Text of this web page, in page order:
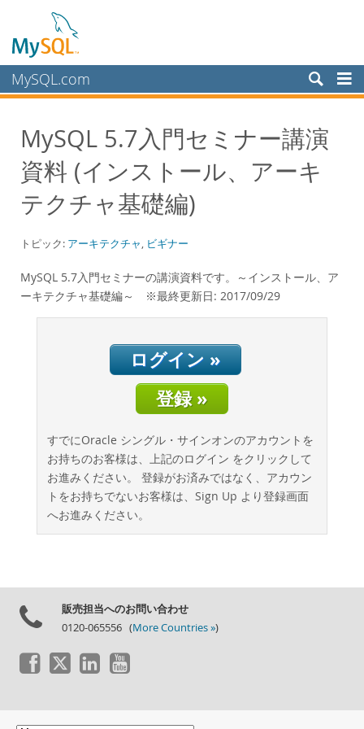
MySQL.com
サービス
パートナー
お客様
ホワイトペーパー
導入事例
Books
パフォーマンス
データベースの移行
総所有コスト(TCO)計算ツール
金融サービス
政府
ニュース & イベント
ご購入方法
デベロッパー ゾーン
MySQL 5.7入門セミナー講演
資料 (インストール、アーキ
テクチャ基礎編)
トピック: アーキテクチャ, ビギナー
MySQL 5.7入門セミナーの講演資料です。～インストール、ア
ーキテクチャ基礎編～ ※最終更新日: 2017/09/29
ログイン »
登録 »
すでにOracle シングル・サインオンのアカウントを
お持ちのお客様は、上記のログイン をクリックして
お進みください。 登録がお済みではなく、アカウン
トをお持ちでないお客様は、Sign Up より登録画面
へお進みください。
販売担当へのお問い合わせ
0120-065556 (More Countries »)